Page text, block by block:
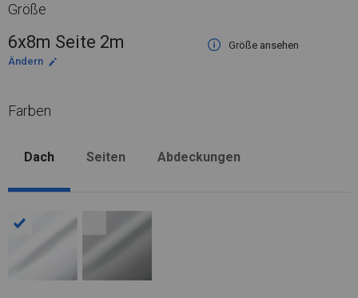
Größe
6x8m Seite 2m
Größe ansehen
Ändern
Farben
Dach Seiten Abdeckungen